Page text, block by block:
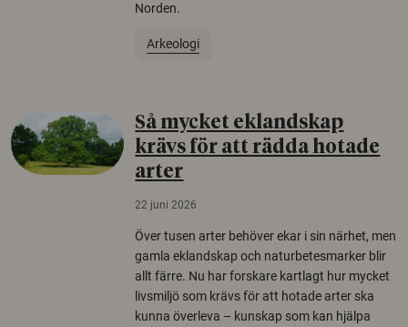
Norden.
Arkeologi
Så mycket eklandskap
krävs för att rädda hotade
arter
22 juni 2026
Över tusen arter behöver ekar i sin närhet, men
gamla eklandskap och naturbetesmarker blir
allt färre. Nu har forskare kartlagt hur mycket
livsmiljö som krävs för att hotade arter ska
kunna överleva – kunskap som kan hjälpa